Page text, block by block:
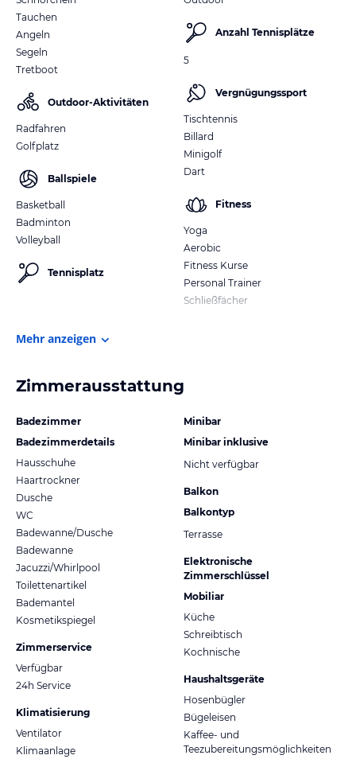
khaolak@robinson.com
Weitere Infos unter www.robinson.com
Hinweis:
Hoteliers-/Veranstalter-/Kataloginformationen. Alle Angaben
ohne Gewähr und ohne Prüfung durch HolidayCheck. Bitte
lies vor der Buchung die verbindlichen Angebotsdetails
jeweiligen Veranstalters.
Tauchen
Angeln
Segeln
Tretboot
Outdoor-Aktivitäten
Radfahren
Golfplatz
Ballspiele
Basketball
Badminton
Volleyball
Tennisplatz
Anzahl Tennisplätze
5
Vergnügungssport
Tischtennis
Billard
Minigolf
Dart
Fitness
Yoga
Aerobic
Fitness Kurse
Personal Trainer
Schließfächer
Mehr anzeigen
Zimmerausstattung
Badezimmer
Badezimmerdetails
Hausschuhe
Haartrockner
Dusche
WC
Badewanne/Dusche
Badewanne
Jacuzzi/Whirlpool
Toilettenartikel
Bademantel
Kosmetikspiegel
Zimmerservice
Verfügbar
24h Service
Klimatisierung
Ventilator
Klimaanlage
Minibar
Minibar inklusive
Nicht verfügbar
Balkon
Balkontyp
Terrasse
Elektronische
Zimmerschlüssel
Mobiliar
Küche
Schreibtisch
Kochnische
Haushaltsgeräte
Hosenbügler
Bügeleisen
Kaffee- und
Teezubereitungsmöglichkeiten